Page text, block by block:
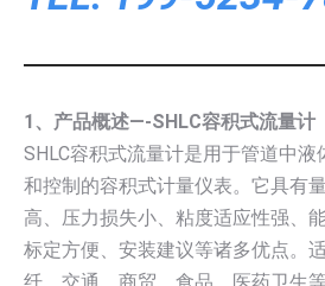
1、产品概述—-SHLC容积式流量计
SHLC容积式流量计是用于管道中
和控制的容积式计量仪表。它具有
高、压力损失小、粘度适应性强、
标定方便、安装建议等诸多优点。